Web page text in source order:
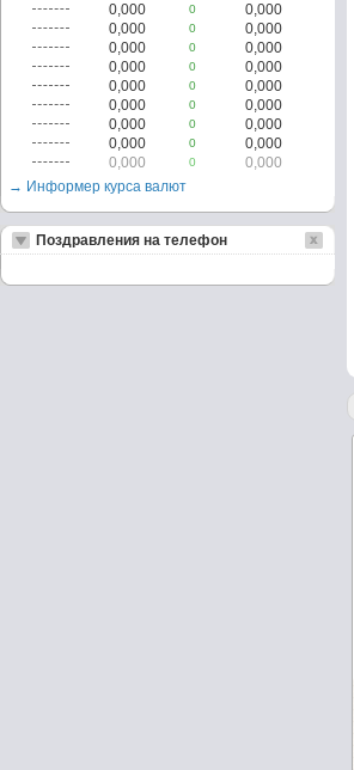
0,000
0
0,000
0,000
0
0,000
0,000
0
0,000
0,000
0
0,000
0,000
0
0,000
0,000
0
0,000
0,000
0
0,000
0,000
0
0,000
0,000
0
0,000
→ Информер курса валют
Поздравления на телефон